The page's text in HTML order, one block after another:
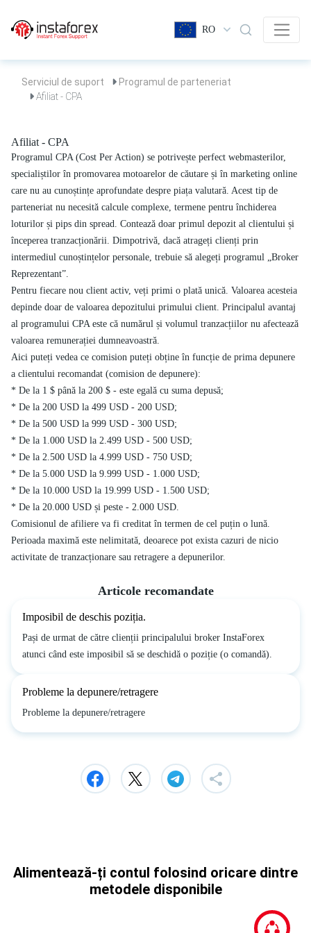
RO
Serviciul de suport
Programul de parteneriat
Afiliat - CPA
Afiliat - CPA
Programul CPA (Cost Per Action) se potrivește perfect webmasterilor,
specialiștilor în promovarea motoarelor de căutare și în marketing online
care nu au cunoștințe aprofundate despre piața valutară. Acest tip de
parteneriat nu necesită calcule complexe, termene pentru închiderea
loturilor și pips din spread. Contează doar primul depozit al clientului și
începerea tranzacționării. Dimpotrivă, dacă atrageți clienți prin
intermediul cunoștințelor personale, trebuie să alegeți programul „Broker
Reprezentant”.
Pentru fiecare nou client activ, veți primi o plată unică. Valoarea acesteia
depinde doar de valoarea depozitului primului client. Principalul avantaj
al programului CPA este că numărul și volumul tranzacțiilor nu afectează
valoarea remunerației dumneavoastră.
Aici puteți vedea ce comision puteți obține în funcție de prima depunere
a clientului recomandat (comision de depunere):
* De la 1 $ până la 200 $ - este egală cu suma depusă;
* De la 200 USD la 499 USD - 200 USD;
* De la 500 USD la 999 USD - 300 USD;
* De la 1.000 USD la 2.499 USD - 500 USD;
* De la 2.500 USD la 4.999 USD - 750 USD;
* De la 5.000 USD la 9.999 USD - 1.000 USD;
* De la 10.000 USD la 19.999 USD - 1.500 USD;
* De la 20.000 USD și peste - 2.000 USD.
Comisionul de afiliere va fi creditat în termen de cel puțin o lună.
Perioada maximă este nelimitată, deoarece pot exista cazuri de nicio
activitate de tranzacționare sau retragere a depunerilor.
Articole recomandate
Imposibil de deschis poziția.
Pași de urmat de către clienții principalului broker InstaForex
atunci când este imposibil să se deschidă o poziție (o comandă).
Probleme la depunere/retragere
Probleme la depunere/retragere
Alimentează-ți contul folosind oricare dintre
metodele disponibile